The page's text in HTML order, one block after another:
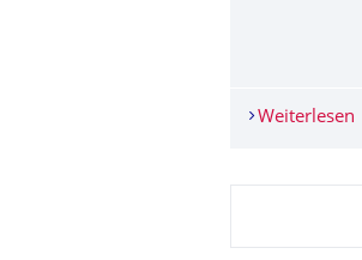
Weiterlesen